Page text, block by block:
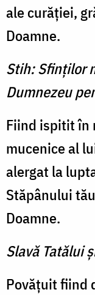
ale curăţiei,
Doamne.
Stih: Sfinţilor
Dumnezeu
Fiind ispitit în
mucenice al
alergat la
Stăpânului
Doamne.
Slavă Tatălui
Povăţuit fiind